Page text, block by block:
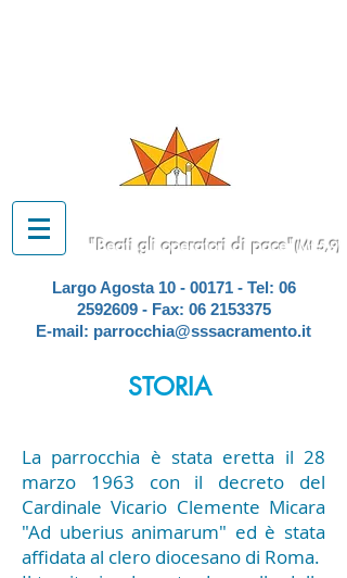
"Beati gli operatori di pace"(Mt 5,9)
Largo Agosta 10 - 00171- Tel: 06
2592609- Fax: 06 2153375
E-mail: parrocchia@sssacramento.it
STORIA
La parrocchia è stata eretta il 28
marzo 1963 con il decreto del
Cardinale Vicario Clemente Micara
"Ad uberius animarum" ed è stata
affidata al clero diocesano di Roma.